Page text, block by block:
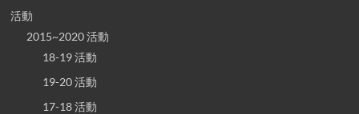
活動
2015~2020 活動
18-19 活動
19-20 活動
17-18 活動